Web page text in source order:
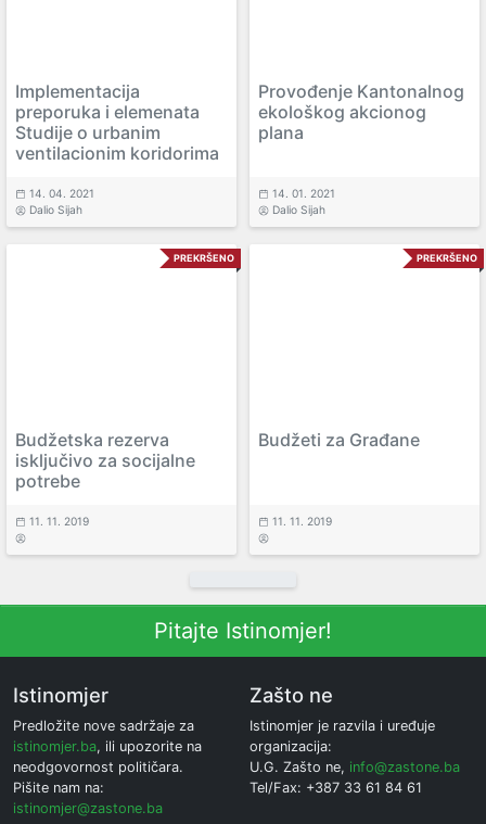
Implementacija
preporuka i elemenata
Studije o urbanim
ventilacionim koridorima
14. 04. 2021
Dalio Sijah
Provođenje Kantonalnog
ekološkog akcionog
plana
14. 01. 2021
Dalio Sijah
PREKRŠENO
Budžetska rezerva
isključivo za socijalne
potrebe
11. 11. 2019
PREKRŠENO
Budžeti za Građane
11. 11. 2019
Pitajte Istinomjer!
Istinomjer
Predložite nove sadržaje za
istinomjer.ba, ili upozorite na
neodgovornost političara.
Pišite nam na:
istinomjer@zastone.ba
Zašto ne
Istinomjer je razvila i uređuje
organizacija:
U.G. Zašto ne, info@zastone.ba
Tel/Fax: +387 33 61 84 61